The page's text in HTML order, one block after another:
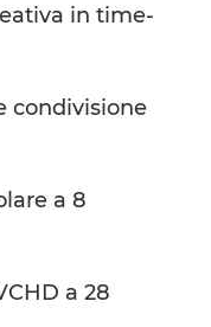
in time-
condivisione
a 8
a 28